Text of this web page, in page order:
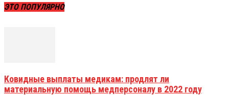
ЭТО ПОПУЛЯРНО
Ковидные выплаты медикам: продлят ли
материальную помощь медперсоналу в 2022 году